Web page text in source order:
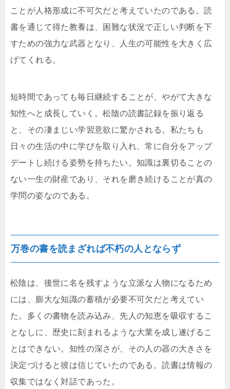
ことが人格形成に不可欠だと考えていたのである。読
書を通じて得た教養は、困難な状況で正しい判断を下
すための強力な武器となり、人生の可能性を大きく広
げてくれる。
短時間であっても毎日継続することが、やがて大きな
知性へと成長していく。松陰の読書記録を振り返る
と、その凄まじい学習意欲に驚かされる。私たちも
日々の生活の中に学びを取り入れ、常に自分をアップ
デートし続ける姿勢を持ちたい。知識は裏切ることの
ない一生の財産であり、それを磨き続けることが真の
学問の姿なのである。
万巻の書を読まざれば不朽の人とならず
松陰は、後世に名を残すような立派な人物になるため
には、膨大な知識の蓄積が必要不可欠だと考えてい
た。多くの書物を読み込み、先人の知恵を吸収するこ
となしに、歴史に刻まれるような大業を成し遂げるこ
とはできない。知性の深さが、その人の器の大きさを
決定づけると彼は信じていたのである。読書は情報の
収集ではなく対話であった。